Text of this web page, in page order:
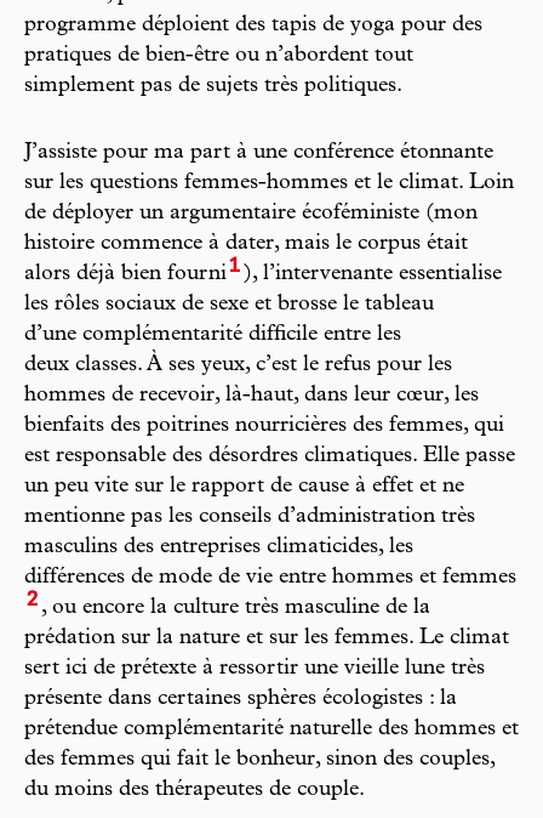
programme déploient des tapis de yoga pour des
pratiques de bien-être ou n’abordent tout
simplement pas de sujets très politiques.
J’assiste pour ma part à une conférence étonnante
sur les questions femmes-hommes et le climat. Loin
de déployer un argumentaire écoféministe (mon
histoire commence à dater, mais le corpus était
alors déjà bien fourni1 ), l’intervenante essentialise
les rôles sociaux de sexe et brosse le tableau
d’une complémentarité difficile entre les
deux classes. À ses yeux, c’est le refus pour les
hommes de recevoir, là-haut, dans leur cœur, les
bienfaits des poitrines nourricières des femmes, qui
est responsable des désordres climatiques. Elle passe
un peu vite sur le rapport de cause à effet et ne
mentionne pas les conseils d’administration très
masculins des entreprises climaticides, les
différences de mode de vie entre hommes et femmes
2 , ou encore la culture très masculine de la
prédation sur la nature et sur les femmes. Le climat
sert ici de prétexte à ressortir une vieille lune très
présente dans certaines sphères écologistes : la
prétendue complémentarité naturelle des hommes et
des femmes qui fait le bonheur, sinon des couples,
du moins des thérapeutes de couple.